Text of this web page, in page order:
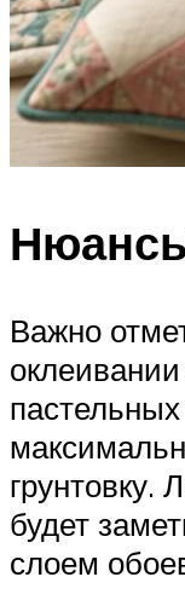
Важно
грунтовку.
будет
слоем